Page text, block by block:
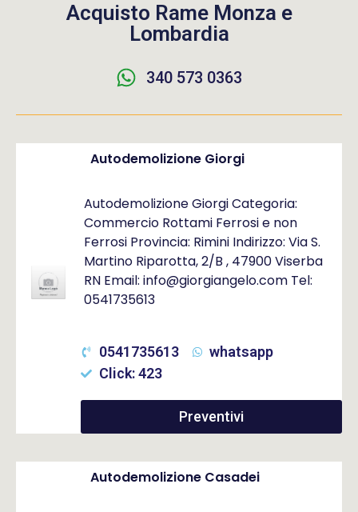
Acquisto Rame Monza e
Lombardia
340 573 0363
Autodemolizione Giorgi
Autodemolizione Giorgi Categoria:
Commercio Rottami Ferrosi e non
Ferrosi Provincia: Rimini Indirizzo: Via S.
Martino Riparotta, 2/B , 47900 Viserba
RN Email: info@giorgiangelo.com Tel:
0541735613
0541735613
whatsapp
Click: 423
Preventivi
Autodemolizione Casadei